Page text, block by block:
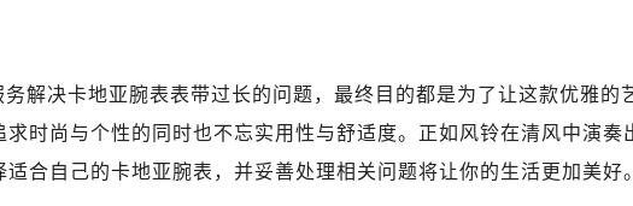
解决卡地亚腕表表带过长的问题，最终目的都是为了让这款优雅的
时尚与个性的同时也不忘实用性与舒适度。正如风铃在清风中演奏
合自己的卡地亚腕表，并妥善处理相关问题将让你的生活更加美好。